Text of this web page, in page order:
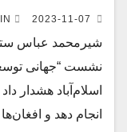
2023-11-07
شیرمحمد عباس
نشست “جهانی
اسلام‌آباد هشدار
انجام دهد و